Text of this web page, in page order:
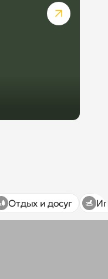
Отдых и досуг